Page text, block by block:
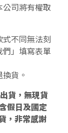
司將有權取
不同無法刻
」填寫表單
貨。
貨，無現貨
假日及國定
，非常感謝